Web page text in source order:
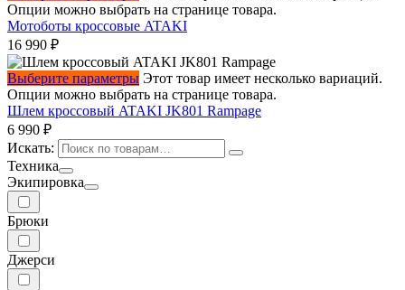
Опции можно выбрать на странице товара.
Мотоботы кроссовые ATAKI
16 990 ₽
Выберите параметры Этот товар имеет несколько вариаций.
Опции можно выбрать на странице товара.
Шлем кроссовый ATAKI JK801 Rampage
6 990 ₽
Искать:
Техника
Экипировка
Брюки
Джерси